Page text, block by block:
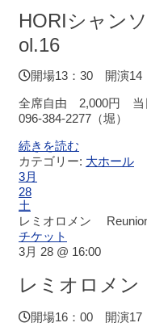
室
（小
ホ
会
示
HORIシャン
ol.16
開場13：30 開演
全席自由 2,000円 当
096-384-2277（堀）
続きを読む
カテゴリー: 大ホール
3月
28
土
レミオロメン
チケット
3月 28 @ 16:00
レミオロメ
開場16：00 開演17